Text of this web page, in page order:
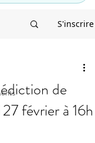
S'inscrire
de
février à 16h